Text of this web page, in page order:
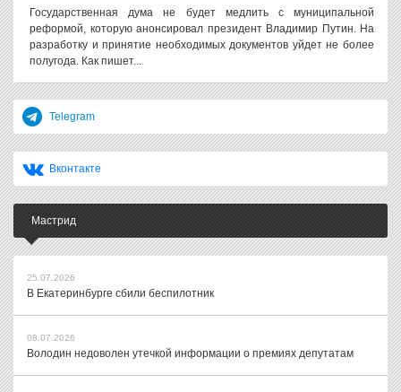
Государственная дума не будет медлить с муниципальной
реформой, которую анонсировал президент Владимир Путин. На
разработку и принятие необходимых документов уйдет не более
полугода. Как пишет...
Telegram
Вконтакте
Мастрид
25.07.2026
В Екатеринбурге сбили беспилотник
08.07.2026
Володин недоволен утечкой информации о премиях депутатам